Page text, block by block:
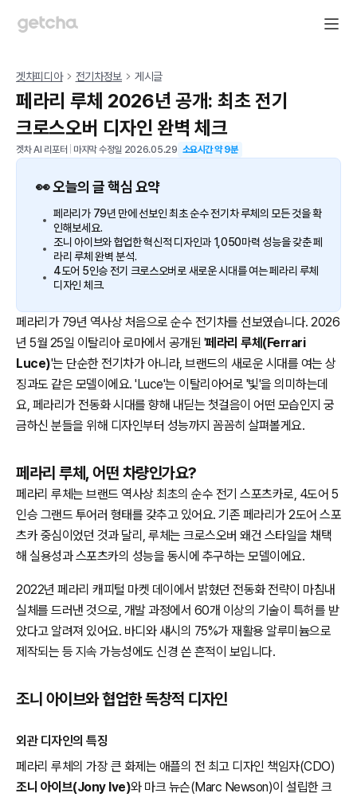
겟차피디아 전기차정보 게시글
페라리 루체 2026년 공개: 최초 전기
크로스오버 디자인 완벽 체크
겟차 AI 리포터 마지막 수정일 2026.05.29 소요시간 약9분
👀 오늘의 글 핵심 요약
페라리가 79년 만에 선보인 최초 순수 전기차 루체의 모든 것을 확
인해보세요.
조니 아이브와 협업한 혁신적 디자인과 1,050마력 성능을 갖춘 페
라리 루체 완벽 분석.
4도어 5인승 전기 크로스오버로 새로운 시대를 여는 페라리 루체
디자인 체크.
페라리가 79년 역사상 처음으로 순수 전기차를 선보였습니다. 2026
년 5월 25일 이탈리아 로마에서 공개된 '페라리 루체(Ferrari
Luce)'는 단순한 전기차가 아니라, 브랜드의 새로운 시대를 여는 상
징과도 같은 모델이에요. 'Luce'는 이탈리아어로 '빛'을 의미하는데
요, 페라리가 전동화 시대를 향해 내딛는 첫걸음이 어떤 모습인지 궁
금하신 분들을 위해 디자인부터 성능까지 꼼꼼히 살펴볼게요.
페라리 루체, 어떤 차량인가요?
페라리 루체는 브랜드 역사상 최초의 순수 전기 스포츠카로, 4도어 5
인승 그랜드 투어러 형태를 갖추고 있어요. 기존 페라리가 2도어 스포
츠카 중심이었던 것과 달리, 루체는 크로스오버 왜건 스타일을 채택
해 실용성과 스포츠카의 성능을 동시에 추구하는 모델이에요.
2022년 페라리 캐피털 마켓 데이에서 밝혔던 전동화 전략이 마침내
실체를 드러낸 것으로, 개발 과정에서 60개 이상의 기술이 특허를 받
았다고 알려져 있어요. 바디와 섀시의 75%가 재활용 알루미늄으로
제작되는 등 지속 가능성에도 신경 쓴 흔적이 보입니다.
조니 아이브와 협업한 독창적 디자인
외관 디자인의 특징
페라리 루체의 가장 큰 화제는 애플의 전 최고 디자인 책임자(CDO)
조니 아이브(Jony Ive)와 마크 뉴슨(Marc Newson)이 설립한 크